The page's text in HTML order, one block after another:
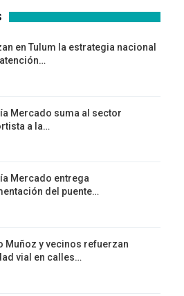
en Tulum la estrategia nacional
Mercado suma al sector
a la…
Mercado entrega
del puente…
Muñoz y vecinos refuerzan
vial en calles…